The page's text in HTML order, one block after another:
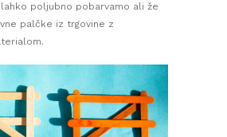
lahko poljubno pobarvamo ali že
palčke iz trgovine z